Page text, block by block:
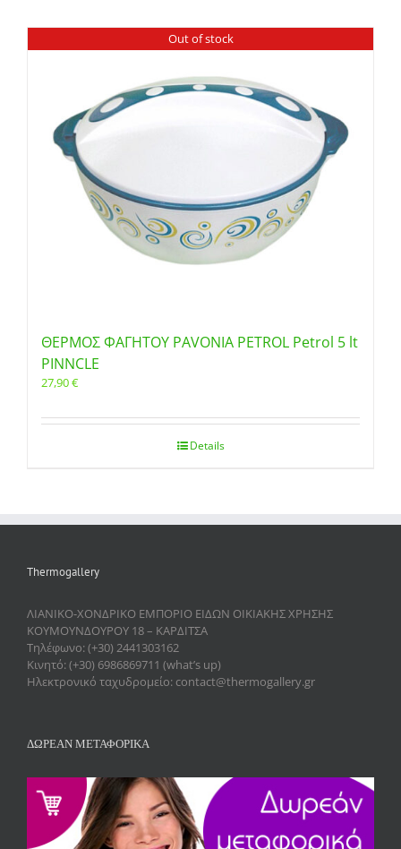
Out of stock
ΘΕΡΜΟΣ ΦΑΓΗΤΟΥ PAVONIA PETROL Petrol 5 lt
PINNCLE
27,90€
Details
Thermogallery
ΛΙΑΝΙΚΟ-ΧΟΝΔΡΙΚΟ ΕΜΠΟΡΙΟ ΕΙΔΩΝ ΟΙΚΙΑΚΗΣ ΧΡΗΣΗΣ
ΚΟΥΜΟΥΝΔΟΥΡΟΥ 18 – ΚΑΡΔΙΤΣΑ
Τηλέφωνο: (+30) 2441303162
Κινητό: (+30) 6986869711 (what’s up)
Ηλεκτρονικό ταχυδρομείο: contact@thermogallery.gr
ΔΩΡΕΑΝ ΜΕΤΑΦΟΡΙΚΑ